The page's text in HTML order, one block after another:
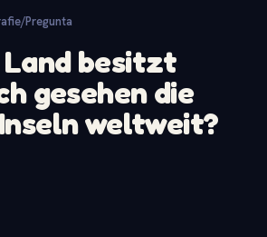
/Pregunta
Land besitzt
gesehen die
weltweit?